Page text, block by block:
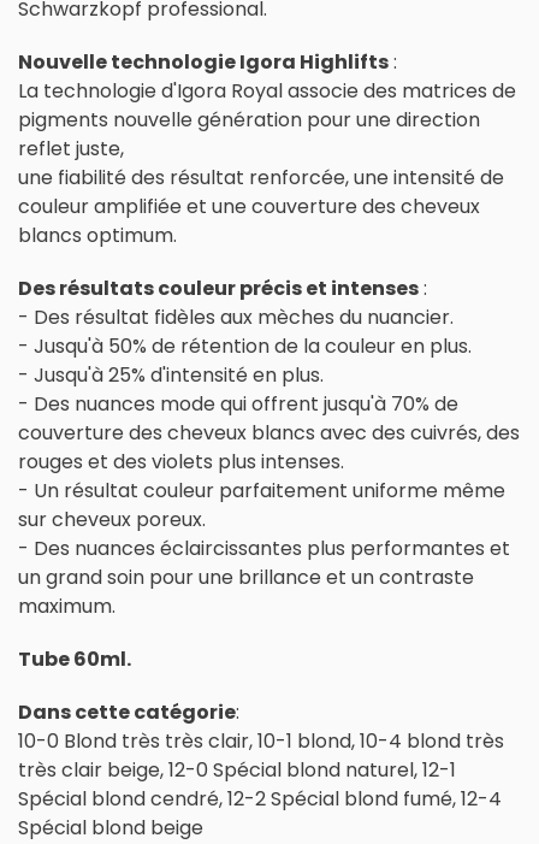
Schwarzkopf professional.
Nouvelle technologie Igora Highlifts:
La technologie d'Igora Royal associe des matrices de
pigments nouvelle génération pour une direction
reflet juste,
une fiabilité des résultat renforcée, une intensité de
couleur amplifiée et une couverture des cheveux
blancs optimum.
Des résultats couleur précis et intenses:
- Des résultat fidèles aux mèches du nuancier.
- Jusqu'à 50% de rétention de la couleur en plus.
- Jusqu'à 25% d'intensité en plus.
- Des nuances mode qui offrent jusqu'à 70% de
couverture des cheveux blancs avec des cuivrés, des
rouges et des violets plus intenses.
- Un résultat couleur parfaitement uniforme même
sur cheveux poreux.
- Des nuances éclaircissantes plus performantes et
un grand soin pour une brillance et un contraste
maximum.
Tube 60ml.
Dans cette catégorie:
10-0 Blond très très clair, 10-1 blond, 10-4 blond très
très clair beige, 12-0 Spécial blond naturel, 12-1
Spécial blond cendré, 12-2 Spécial blond fumé, 12-4
Spécial blond beige